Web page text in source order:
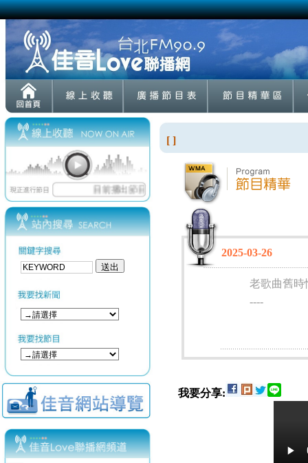
[ ]
2025-03-26
老歌曲舊時
----
我要分享: